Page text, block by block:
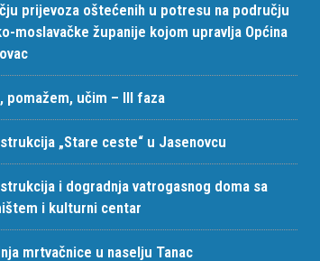
prijevoza oštećenih u potresu na području
moslavačke županije kojom upravlja Općina
pomažem, učim – III faza
„Stare ceste“ u Jasenovcu
i dogradnja vatrogasnog doma sa
i kulturni centar
mrtvačnice u naselju Tanac